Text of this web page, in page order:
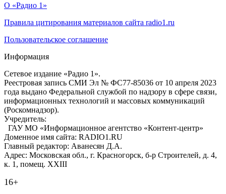
О «Радио 1»
Правила цитирования материалов сайта radio1.ru
Пользовательское соглашение
Информация
Сетевое издание «Радио 1».
Реестровая запись СМИ Эл № ФС77-85036 от 10 апреля 2023
года выдано Федеральной службой по надзору в сфере связи,
информационных технологий и массовых коммуникаций
(Роскомнадзор).
Учредитель:
ГАУ МО «Информационное агентство «Контент-центр»
Доменное имя сайта: RADIO1.RU
Главный редактор: Аванесян Д.А.
Адрес: Московская обл., г. Красногорск, б-р Строителей, д. 4,
к. 1, помещ. XXIII
16+